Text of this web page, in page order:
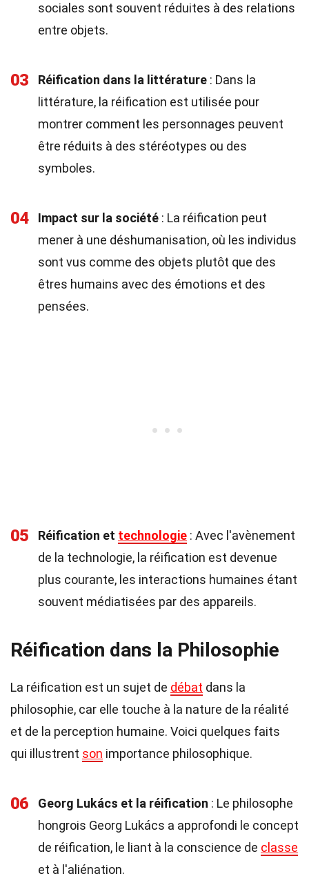
sociales sont souvent réduites à des relations
entre objets.
03 Réification dans la littérature : Dans la
littérature, la réification est utilisée pour
montrer comment les personnages peuvent
être réduits à des stéréotypes ou des
symboles.
04 Impact sur la société : La réification peut
mener à une déshumanisation, où les individus
sont vus comme des objets plutôt que des
êtres humains avec des émotions et des
pensées.
05 Réification et technologie : Avec l'avènement
de la technologie, la réification est devenue
plus courante, les interactions humaines étant
souvent médiatisées par des appareils.
Réification dans la Philosophie
La réification est un sujet de débat dans la
philosophie, car elle touche à la nature de la réalité
et de la perception humaine. Voici quelques faits
qui illustrent son importance philosophique.
06 Georg Lukács et la réification : Le philosophe
hongrois Georg Lukács a approfondi le concept
de réification, le liant à la conscience de classe
et à l'aliénation.